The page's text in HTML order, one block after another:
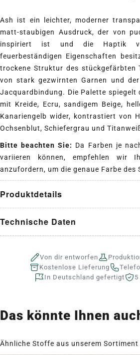
Ash ist ein leichter, moderner
matt-staubigen Ausdruck, der von
inspiriert ist und die Haptik
feuerbeständigen Eigenschaften
trockene Struktur des stückgefärbten
von stark gezwirnten Garnen und
Jacquardbindung. Die Palette spiegelt
mit Kreide, Ecru, sandigem Beige,
Kanariengelb wider, kontrastiert von
Ochsenblut, Schiefergrau und
Bitte beachten Sie: Da Farben je
variieren können, empfehlen wir
anzufordern, um die genaue Farbe des
Produktdetails
Technische Daten
Von dir entworfen
Kostenlose Lieferung
In Deutschland gefertigt
Das könnte Ihnen
Ähnliche Stoffe aus unserem Sortiment